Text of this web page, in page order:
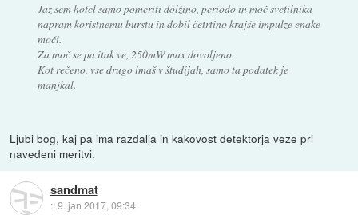
Jaz sem hotel samo pomeriti dolžino, periodo in moč svetilnika
napram koristnemu burstu in dobil četrtino krajše impulze enake
moči.
Za moč se pa itak ve, 250mW max dovoljeno.
Kot rečeno, vse drugo imaš v študijah, samo ta podatek je
manjkal.
Ljubi bog, kaj pa ima razdalja in kakovost detektorja veze pri
navedeni meritvi.
sandmat
::9. jan 2017, 09:34